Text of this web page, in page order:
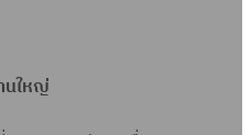
นใหญ่